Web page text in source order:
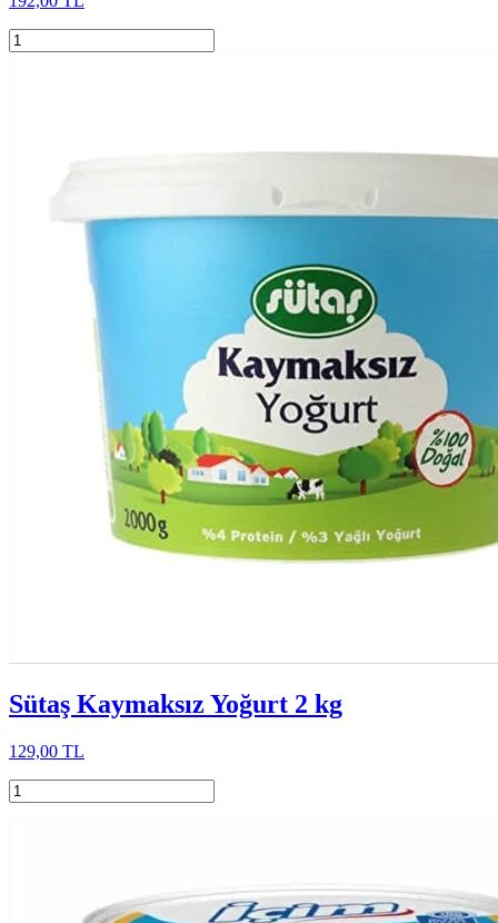
Sütaş Kaymaksız Yoğurt 2 kg
129,00 TL